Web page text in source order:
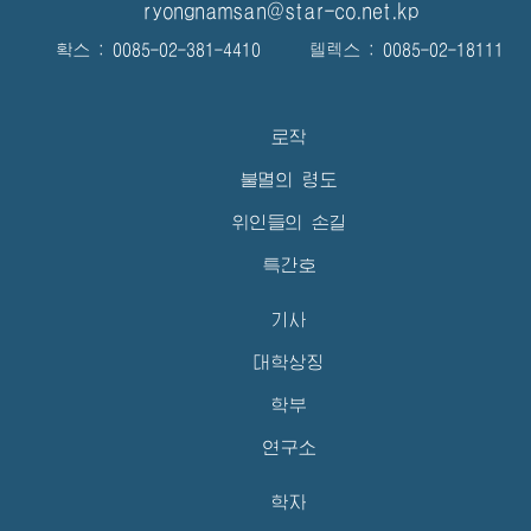
ryongnamsan@star-co.net.kp
확스 : 0085-02-381-4410 텔렉스 : 0085-02-18111
로작
불멸의 령도
위인들의 손길
특간호
기사
대학상징
학부
연구소
학자